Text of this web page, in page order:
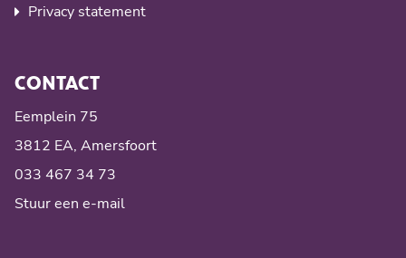
Privacy statement
CONTACT
Eemplein 75
3812 EA, Amersfoort
033 467 34 73
Stuur een e-mail